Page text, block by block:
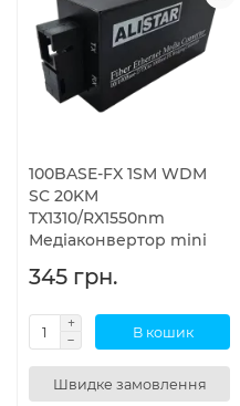
100BASE-FX 1SM WDM
SC 20KM
TX1310/RX1550nm
Медіаконвертор mini
345 грн.
В кошик
Швидке замовлення